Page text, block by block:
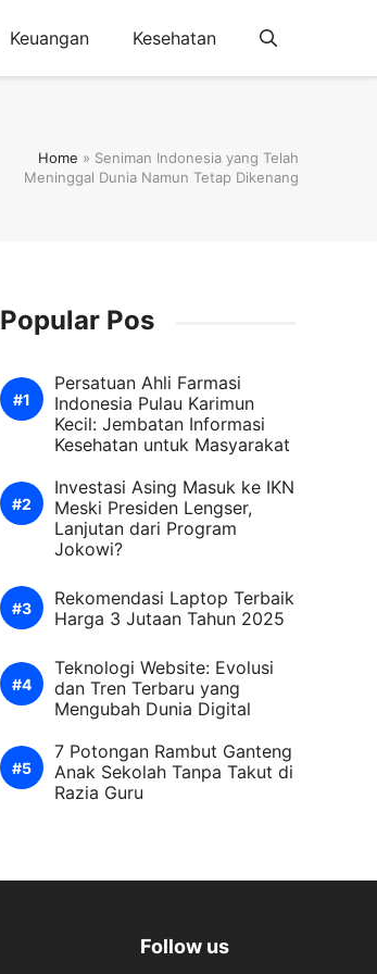
Keuangan Kesehatan
Home » Seniman Indonesia yang Telah
Meninggal Dunia Namun Tetap Dikenang
Popular Pos
Persatuan Ahli Farmasi
Indonesia Pulau Karimun
Kecil: Jembatan Informasi
Kesehatan untuk Masyarakat
Investasi Asing Masuk ke IKN
Meski Presiden Lengser,
Lanjutan dari Program
Jokowi?
Rekomendasi Laptop Terbaik
Harga 3 Jutaan Tahun 2025
Teknologi Website: Evolusi
dan Tren Terbaru yang
Mengubah Dunia Digital
7 Potongan Rambut Ganteng
Anak Sekolah Tanpa Takut di
Razia Guru
Follow us